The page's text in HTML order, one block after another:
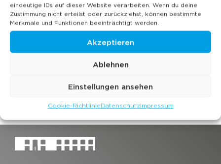
eindeutige IDs auf dieser Website verarbeiten. Wenn du deine
Zustimmung nicht erteilst oder zurückziehst, können bestimmte
Merkmale und Funktionen beeinträchtigt werden.
Akzeptieren
Ablehnen
Einstellungen ansehen
Cookie-RichtlinieDatenschutzImpressum
Fotos vom
Coworking
Business-Event
Bildergalerie
Privat-Event
Bildergalerie
Fotos von
Ausstellungen